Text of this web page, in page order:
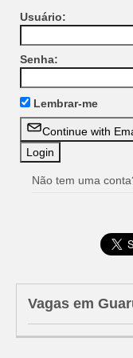
Usuário:
Senha:
Lembrar-me
Continue with
Não tem uma
Vagas em